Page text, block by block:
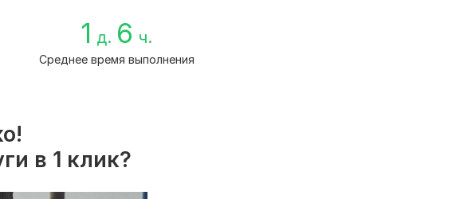
1 д. 6 ч.
Среднее время выполнения
в 1 клик?